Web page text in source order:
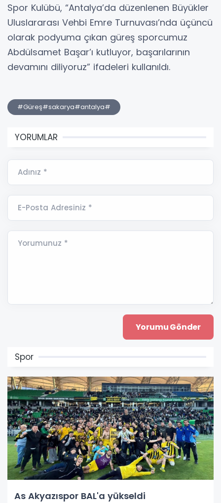
Spor Kulübü, “Antalya’da düzenlenen Büyükler
Uluslararası Vehbi Emre Turnuvası’nda üçüncü
olarak podyuma çıkan güreş sporcumuz
Abdülsamet Başar’ı kutluyor, başarılarının
devamını diliyoruz” ifadeleri kullanıldı.
#Güreş#sakarya#antalya#
YORUMLAR
Adınız *
E-Posta Adresiniz *
Yorumunuz *
Spor
As Akyazıspor BAL'a yükseldi